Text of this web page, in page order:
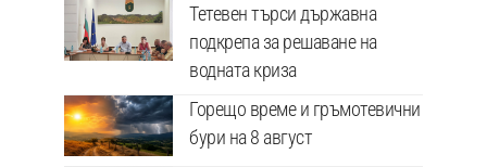
Тетевен търси държавна
подкрепа за решаване на
водната криза
Горещо време и гръмотевични
бури на 8 август